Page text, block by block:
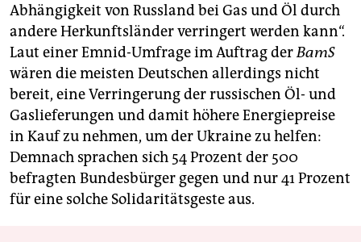
Abhängigkeit von Russland bei Gas und Öl durch
andere Herkunftsländer verringert werden kann“.
Laut einer Emnid-Umfrage im Auftrag derBamS
wären die meisten Deutschen allerdings nicht
bereit, eine Verringerung der russischen Öl- und
Gaslieferungen und damit höhere Energiepreise
in Kauf zu nehmen, um der Ukraine zu helfen:
Demnach sprachen sich 54 Prozent der 500
befragten Bundesbürger gegen und nur 41 Prozent
für eine solche Solidaritätsgeste aus.